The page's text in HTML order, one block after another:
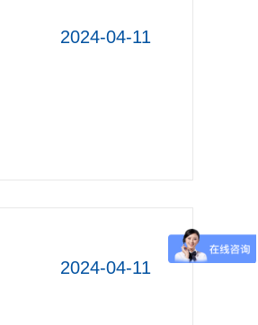
2024-04-11
2024-04-11